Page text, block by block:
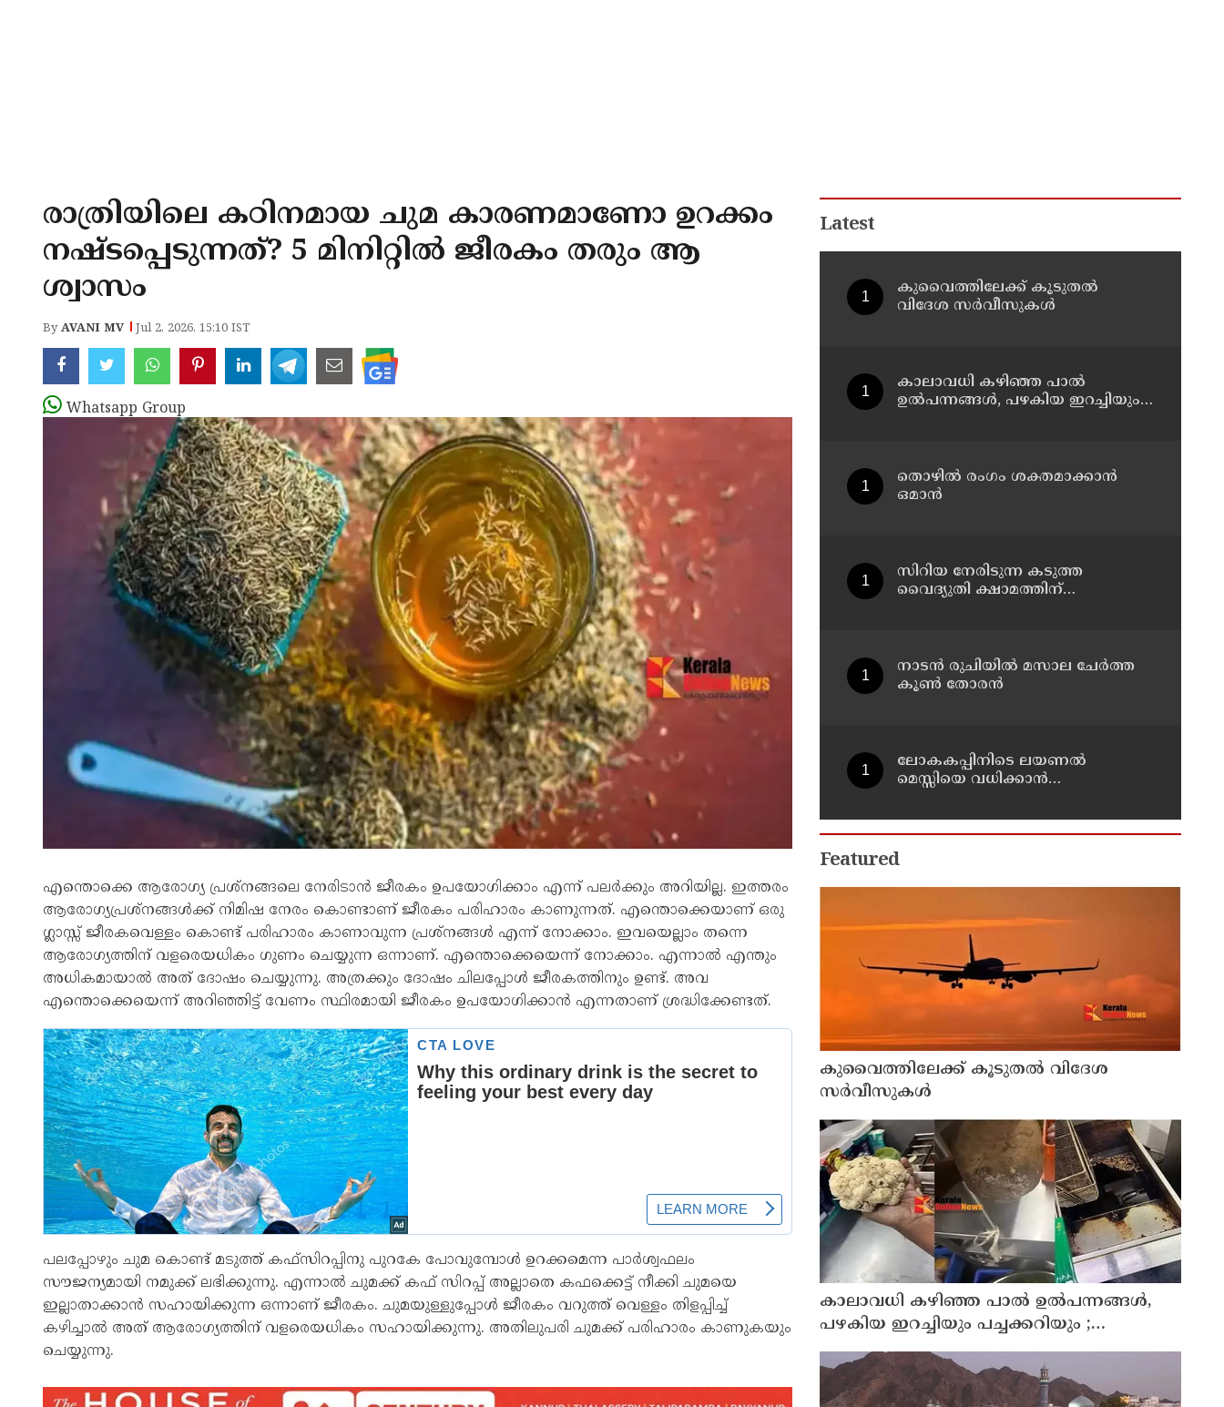
രാത്രിയിലെ കഠിനമായ ചുമ കാരണമാണോ ഉറക്കം
നഷ്ടപ്പെടുന്നത്? 5 മിനിറ്റിൽ ജീരകം തരും ആ
ശ്വാസം
ByAVANI MV Jul 2, 2026, 15:10 IST
Whatsapp Group
എന്തൊക്കെ ആരോഗ്യ പ്രശ്‌നങ്ങലെ നേരിടാൻ ജീരകം ഉപയോഗിക്കാം എന്ന് പലർക്കും അറിയില്ല. ഇത്തരം
ആരോഗ്യപ്രശ്‌നങ്ങൾക്ക് നിമിഷ നേരം കൊണ്ടാണ് ജീരകം പരിഹാരം കാണുന്നത്. എന്തൊക്കെയാണ് ഒരു
ഗ്ലാസ്സ് ജീരകവെള്ളം കൊണ്ട് പരിഹാരം കാണാവുന്ന പ്രശ്‌നങ്ങൾ എന്ന് നോക്കാം. ഇവയെല്ലാം തന്നെ
ആരോഗ്യത്തിന് വളരെയധികം ഗുണം ചെയ്യുന്ന ഒന്നാണ്. എന്തൊക്കെയെന്ന് നോക്കാം. എന്നാൽ എന്തും
അധികമായാൽ അത് ദോഷം ചെയ്യുന്നു. അത്രക്കും ദോഷം ചിലപ്പോൾ ജീരകത്തിനും ഉണ്ട്. അവ
എന്തൊക്കെയെന്ന് അറിഞ്ഞിട്ട് വേണം സ്ഥിരമായി ജീരകം ഉപയോഗിക്കാൻ എന്നതാണ് ശ്രദ്ധിക്കേണ്ടത്.
പലപ്പോഴും ചുമ കൊണ്ട് മടുത്ത് കഫ്‌സിറപ്പിനു പുറകേ പോവുമ്പോൾ ഉറക്കമെന്ന പാർശ്വഫലം
സൗജന്യമായി നമുക്ക് ലഭിക്കുന്നു. എന്നാൽ ചുമക്ക് കഫ് സിറപ്പ് അല്ലാതെ കഫക്കെട്ട് നീക്കി ചുമയെ
ഇല്ലാതാക്കാൻ സഹായിക്കുന്ന ഒന്നാണ് ജീരകം. ചുമയുള്ളുപ്പോൾ ജീരകം വറുത്ത് വെള്ളം തിളപ്പിച്ച്
കഴിച്ചാൽ അത് ആരോഗ്യത്തിന് വളരെയധികം സഹായിക്കുന്നു. അതിലുപരി ചുമക്ക് പരിഹാരം കാണുകയും
ചെയ്യുന്നു.
Latest
കുവൈത്തിലേക്ക് കൂടുതല്‍
വിദേശ സര്‍വീസുകള്‍
കാലാവധി കഴിഞ്ഞ പാൽ
ഉൽപന്നങ്ങൾ, പഴകിയ ഇറച്ചിയും
തൊഴില്‍ രംഗം ശക്തമാക്കാന്‍
ഒമാന്‍
സിറിയ നേരിടുന്ന കടുത്ത
വൈദ്യുതി ക്ഷാമത്തിന്
നാടൻ രുചിയിൽ മസാല ചേർത്ത
കൂൺ തോരൻ
ലോകകപ്പിനിടെ ലയണല്‍
മെസ്സിയെ വധിക്കാൻ
സുരക്ഷാ ഭീഷണി പുറത്ത്
Featured
കുവൈത്തിലേക്ക് കൂടുതല്‍ വിദേശ
സര്‍വീസുകള്‍
കാലാവധി കഴിഞ്ഞ പാൽ ഉൽപന്നങ്ങൾ,
പഴകിയ ഇറച്ചിയും പച്ചക്കറിയും ;
ബംഗളൂരുവിലെ സ്റ്റാർ ഹോട്ടലുകൾക്ക്
നോട്ടീസ്